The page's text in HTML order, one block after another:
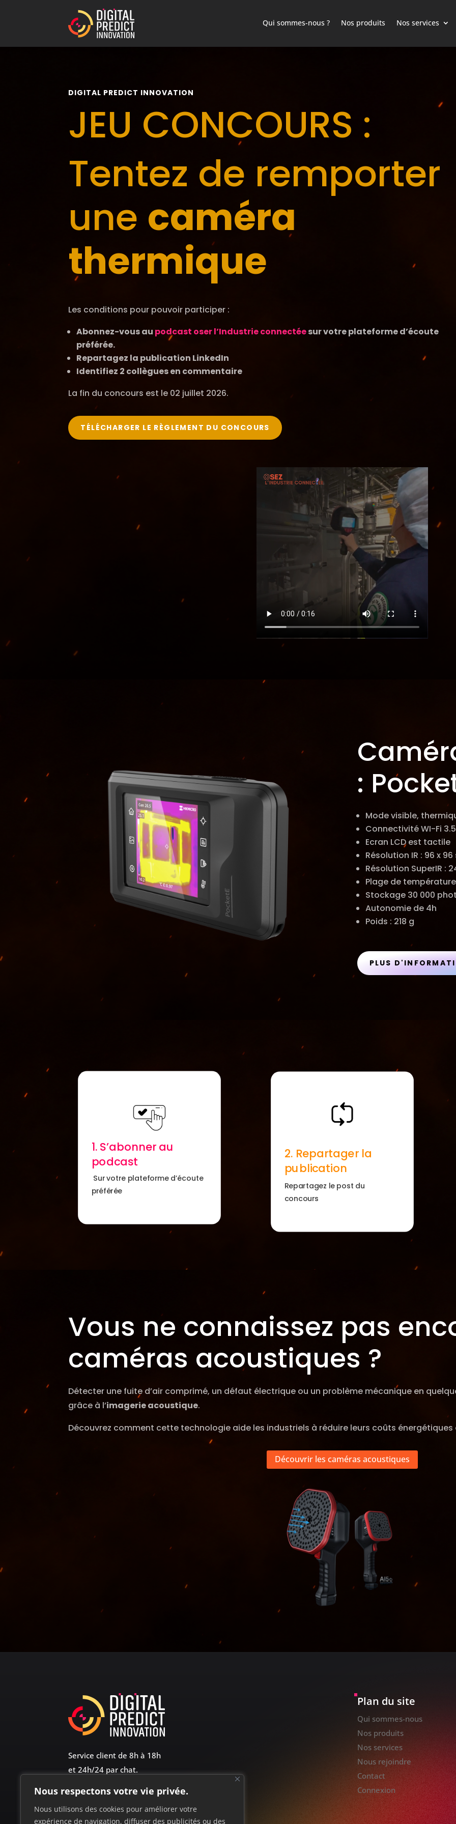
Nous respectons votre vie privée.
Nous utilisons des cookies pour améliorer votre
expérience de navigation, diffuser des publicités ou des
Qui sommes-nous ? Nos produits Nos services
DIGITAL PREDICT INNOVATION
JEU CONCOURS :
Tentez de remporter
une caméra
thermique
Les conditions pour pouvoir participer :
Abonnez-vous au podcast oser l’Industrie connectéesur votre plateforme d’écoute
préférée.
Repartagez la publication LinkedIn
Identifiez 2 collègues en commentaire
La fin du concours est le 02 juillet 2026.
TÉLÉCHARGER LE RÈGLEMENT DU CONCOURS
:
Mode visible,
Connectivité WI-Fi 3.5
Ecran LCD est tactile
Résolution IR : 96 x 96
Résolution SuperIR :
Plage de
Stockage 30 000
Autonomie de 4h
Poids : 218 g
PLUS
1. S’abonner au
podcast
Sur votre plateforme d’écoute
préférée
2. Repartager la
publication
Repartagez le post du
concours
Vous ne connaissez pas
caméras acoustiques ?
Détecter une fuite d’air comprimé, un défaut électrique ou un problème mécanique en
grâce à l’imagerie acoustique.
Découvrez comment cette technologie aide les industriels à réduire leurs coûts
Découvrir les caméras acoustiques
Service client de 8h à 18h
et 24h/24 par chat.
+33 (0)2 35 30 85 36
Siège social : 5 Pl. Léon Meyer – Le Havre
SIRET : 91968262500018
Plan du site
Qui sommes-nous
Nos produits
Nos services
Nous rejoindre
Contact
Connexion